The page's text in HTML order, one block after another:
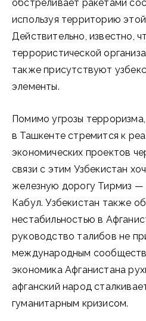
обстреливает ракетами
используя территорию
Действительно, известно,
террористической
также присутствуют
элементы.
Помимо угрозы
в Ташкенте стремится к
экономических проектов
связи с этим Узбекистан
железную дорогу Тирмиз
Кабул. Узбекистан также
нестабильностью в
руководство талибов не
международным
экономика Афганистана
афганский народ
гуманитарным кризисом.